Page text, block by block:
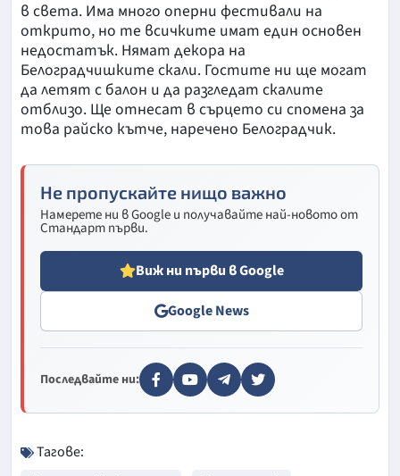
в света. Има много оперни фестивали на
открито, но те всичките имат един основен
недостатък. Нямат декора на
Белоградчишките скали. Гостите ни ще могат
да летят с балон и да разгледат скалите
отблизо. Ще отнесат в сърцето си спомена за
това райско кътче, наречено Белоградчик.
Не пропускайте нищо важно
Намерете ни в Google и получавайте най-новото от
Стандарт първи.
Виж ни първи в Google
Google News
Последвайте ни:
Тагове: